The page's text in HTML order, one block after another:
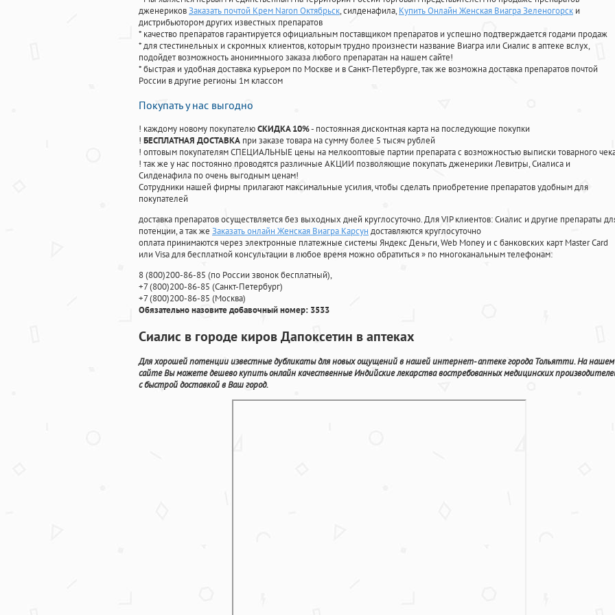
дженериковЗаказать почтой Крем Naron Октябрьск, силденафила, Купить Онлайн Женская Виагра Зеленогорск и
дистрибьютором других известных препаратов
* качество препаратов гарантируется официальным поставщиком препаратов и успешно подтверждается годами продаж
* для стестинельных и скромных клиентов, которым трудно произнести название Виагра или Сиалис в аптеке вслух,
подойдет возможность анонимныого заказа любого препаратан на нашем сайте!
* быстрая и удобная доставка курьером по Москве и в Санкт-Петербурге, так же возможна доставка препаратов почтой
России в другие регионы 1м классом
Покупать у нас выгодно
! каждому новому покупателюСКИДКА 10%- постоянная дисконтная карта на последующие покупки
! БЕСПЛАТНАЯ ДОСТАВКА при заказе товара на сумму более 5 тысяч рублей
! оптовым покупателям СПЕЦИАЛЬНЫЕ цены на мелкооптовые партии препарата с возможностью выписки товарного
! так же у нас постоянно проводятся различные АКЦИИ позволяющие покупать дженерики Левитры, Сиалиса и
Силденафила по очень выгодным ценам!
Cотрудники нашей фирмы прилагают максимальные усилия, чтобы сделать приобретение препаратов удобным для
покупателей
доставка препаратов осуществляется без выходных дней круглосуточно. Для VIP клиентов: Сиалис и другие препараты
потенции, а так же Заказать онлайн Женская Виагра Карсун доставляются круглосуточно
оплата принимаются через электронные платежные системы Яндекс Деньги, Web Money и с банковских карт Master Card
или Visa для бесплатной консультации в любое время можно обратиться» по многоканальным телефонам:
8(800)200-86-85 (по России звонок бесплатный),
+7(800)200-86-85 (Санкт-Петербург)
+7(800)200-86-85 (Москва)
Обязательно назовите добавочный номер: 3533
Сиалис в городе киров Дапоксетин в аптеках
Для хорошей потенции известные дубликаты для новых ощущений в нашей интернет- аптеке города Тольятти. На нашем
сайте Вы можете дешево купить онлайн качественные Индийские лекарства востребованных медицинских
с быстрой доставкой в Ваш город.